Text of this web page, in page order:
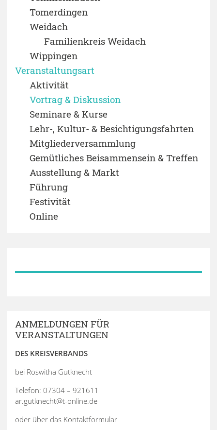
Tomerdingen
Weidach
Familienkreis Weidach
Wippingen
Veranstaltungsart
Aktivität
Vortrag & Diskussion
Seminare & Kurse
Lehr-, Kultur- & Besichtigungsfahrten
Mitgliederversammlung
Gemütliches Beisammensein & Treffen
Ausstellung & Markt
Führung
Festivität
Online
ANMELDUNGEN FÜR
VERANSTALTUNGEN
DES KREISVERBANDS
bei Roswitha Gutknecht
Telefon: 07304 – 921611
ar.gutknecht@t-online.de
oder über das Kontaktformular